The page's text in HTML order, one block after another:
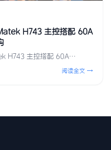
H743 主控搭配 60A
H743 主控搭配 60A…
阅读全文 →